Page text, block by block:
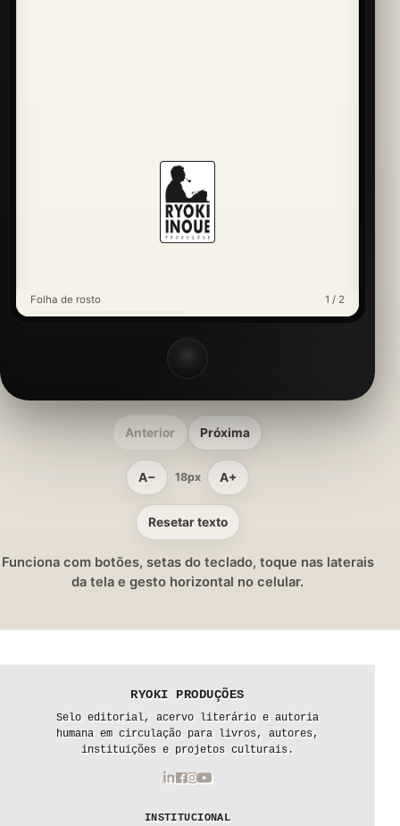
Folha de rosto 1 / 2
Anterior Próxima
A− 18px A+
Resetar texto
Funciona com botões, setas do teclado, toque nas laterais
da tela e gesto horizontal no celular.
RYOKI PRODUÇÕES
Selo editorial, acervo literário e autoria
humana em circulação para livros, autores,
instituições e projetos culturais.
INSTITUCIONAL